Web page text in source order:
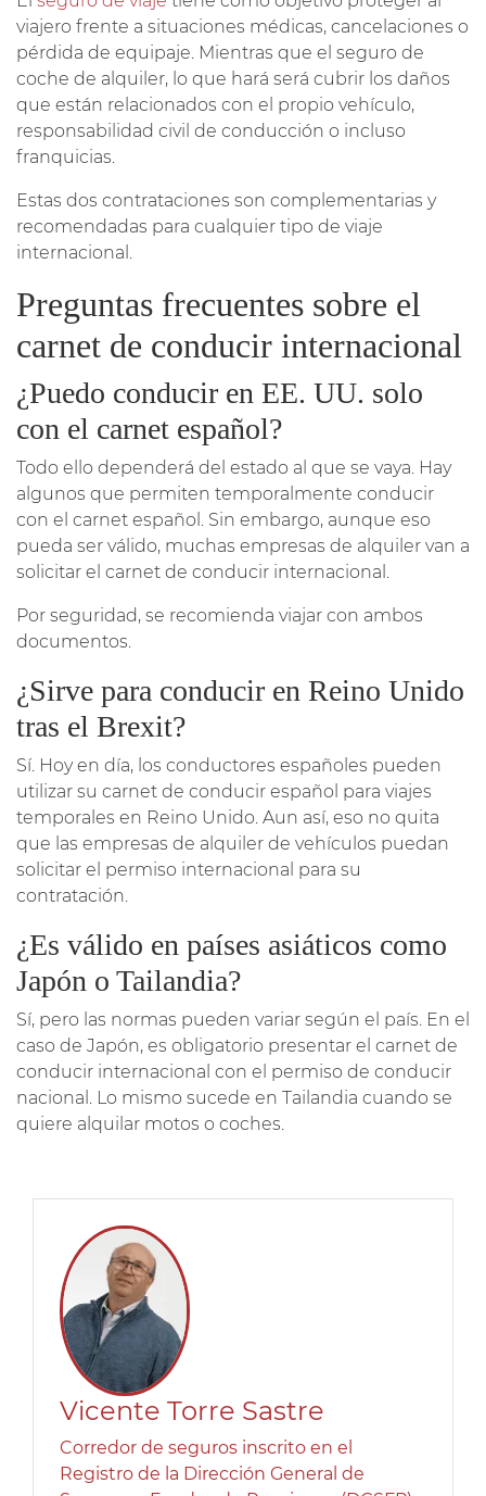
viajero frente a situaciones médicas, cancelaciones o
pérdida de equipaje. Mientras que el seguro de
coche de alquiler, lo que hará será cubrir los daños
que están relacionados con el propio vehículo,
responsabilidad civil de conducción o incluso
franquicias.
Estas dos contrataciones son complementarias y
recomendadas para cualquier tipo de viaje
internacional.
Preguntas frecuentes sobre el
carnet de conducir internacional
¿Puedo conducir en EE. UU. solo
con el carnet español?
Todo ello dependerá del estado al que se vaya. Hay
algunos que permiten temporalmente conducir
con el carnet español. Sin embargo, aunque eso
pueda ser válido, muchas empresas de alquiler van a
solicitar el carnet de conducir internacional.
Por seguridad, se recomienda viajar con ambos
documentos.
¿Sirve para conducir en Reino Unido
tras el Brexit?
Sí. Hoy en día, los conductores españoles pueden
utilizar su carnet de conducir español para viajes
temporales en Reino Unido. Aun así, eso no quita
que las empresas de alquiler de vehículos puedan
solicitar el permiso internacional para su
contratación.
¿Es válido en países asiáticos como
Japón o Tailandia?
Sí, pero las normas pueden variar según el país. En el
caso de Japón, es obligatorio presentar el carnet de
conducir internacional con el permiso de conducir
nacional. Lo mismo sucede en Tailandia cuando se
quiere alquilar motos o coches.
Vicente Torre Sastre
Corredor de seguros inscrito en el
Registro de la Dirección General de